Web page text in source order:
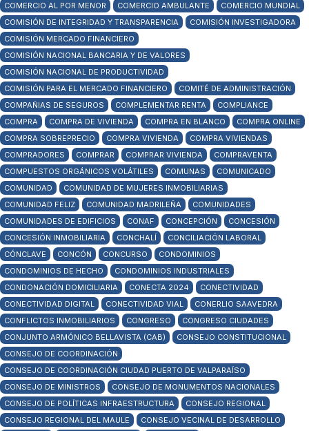
COMERCIO AL POR MENOR
COMERCIO AMBULANTE
COMERCIO MUNDIAL
COMISIÓN DE INTEGRIDAD Y TRANSPARENCIA
COMISIÓN INVESTIGADORA
COMISIÓN MERCADO FINANCIERO
COMISIÓN NACIONAL BANCARIA Y DE VALORES
COMISIÓN NACIONAL DE PRODUCTIVIDAD
COMISIÓN PARA EL MERCADO FINANCIERO
COMITÉ DE ADMINISTRACIÓN
COMPAÑIAS DE SEGUROS
COMPLEMENTAR RENTA
COMPLIANCE
COMPRA
COMPRA DE VIVIENDA COMPRA EN BLANCO
COMPRA ONLINE
COMPRA SOBREPRECIO
COMPRA VIVIENDA
COMPRA VIVIENDAS
COMPRADORES
COMPRAR COMPRAR VIVIENDA
COMPRAVENTA
COMPUESTOS ORGÁNICOS VOLÁTILES
COMUNAS
COMUNICADO
COMUNIDAD
COMUNIDAD DE MUJERES INMOBILIARIAS
COMUNIDAD FELIZ
COMUNIDAD MADRILEÑA
COMUNIDADES
COMUNIDADES DE EDIFICIOS
CONAF CONCEPCIÓN
CONCESIÓN
CONCESIÓN INMOBILIARIA
CONCHALÍ
CONCILIACIÓN LABORAL
CÓNCLAVE
CONCÓN CONCURSO
CONDOMINIOS
CONDOMINIOS DE HECHO
CONDOMINIOS INDUSTRIALES
CONDONACIÓN DOMICILIARIA
CONECTA 2024
CONECTIVIDAD
CONECTIVIDAD DIGITAL
CONECTIVIDAD VIAL
CONERLIO SAAVEDRA
CONFLICTOS INMOBILIARIOS
CONGRESO
CONGRESO CIUDADES
CONJUNTO ARMÓNICO BELLAVISTA (CAB)
CONSEJO CONSTITUCIONAL
CONSEJO DE COORDINACIÓN
CONSEJO DE COORDINACIÓN CIUDAD PUERTO DE VALPARAÍSO
CONSEJO DE MINISTROS
CONSEJO DE MONUMENTOS NACIONALES
CONSEJO DE POLÍTICAS INFRAESTRUCTURA
CONSEJO REGIONAL
CONSEJO REGIONAL DEL MAULE
CONSEJO VECINAL DE DESARROLLO